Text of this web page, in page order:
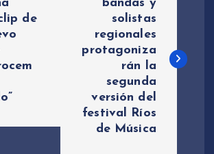
de
bandas y
solistas
regionales
protagoniza
rán la
segunda
versión del
festival Ríos
de Música